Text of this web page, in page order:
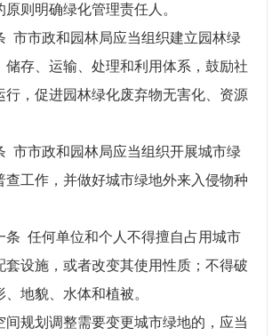
则明确绿化管理责任人。
市政和园林局应当组织建立园林绿
储存、运输、处理和利用体系，鼓励社
行，促进园林绿化废弃物无害化、资源
市政和园林局应当组织开展城市绿
查工作，并做好城市绿地外来入侵物种
任何单位和个人不得擅自占用城市
套设施，或者改变其使用性质；不得破
地貌、水体和植被。
规划调整需要变更城市绿地的，应当